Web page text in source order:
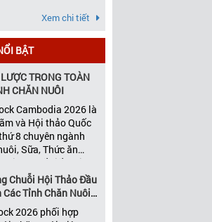
Xem chi tiết
BẬT
TRONG TOÀN
CHĂN NUÔI
Cambodia 2026 là
và Hội thảo Quốc
8 chuyên ngành
Sữa, Thức ăn
và Chế biến thịt
Đây được
là một trong những
tín và đáng chú ý
Chuỗi Hội Thảo Đầu
Các Tỉnh Chăn Nuôi
2026 phối hợp